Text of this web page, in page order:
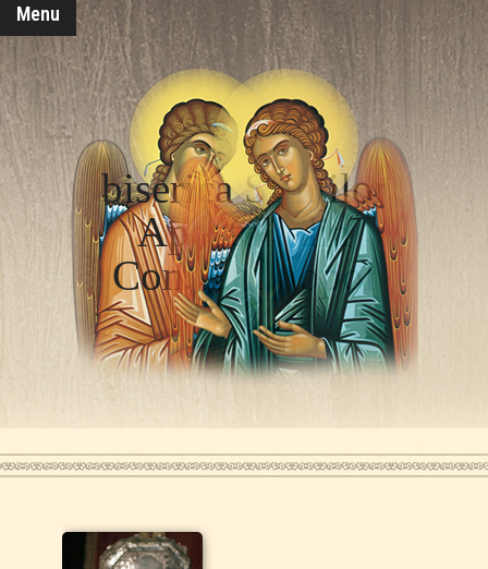
Menu
biserica Sfinţilor
Apostoli din
Constantinopol